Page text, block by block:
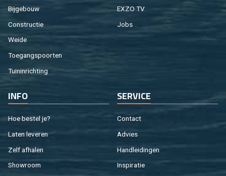
Bij­ge­bouw
Con­struc­tie
Weide
Toe­gangs­poor­ten
Tuin­in­rich­ting
EXZO TV
Jobs
INFO
Hoe be­stel je?
Laten le­ve­ren
Zelf af­ha­len
Show­room
SER­VI­CE
Con­tact
Ad­vies
Hand­lei­din­gen
In­spi­ra­tie